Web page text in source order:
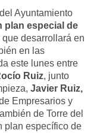
Ayuntamiento
plan especial de
que desarrollará en
en las
este lunes entre
Ruiz, junto
Javier Ruiz,
Empresarios y
de Torre del
plan específico de